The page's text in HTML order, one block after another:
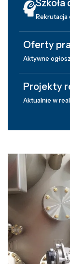
Rekrutacja
Oferty
Aktywne
Projekty
Aktualnie w